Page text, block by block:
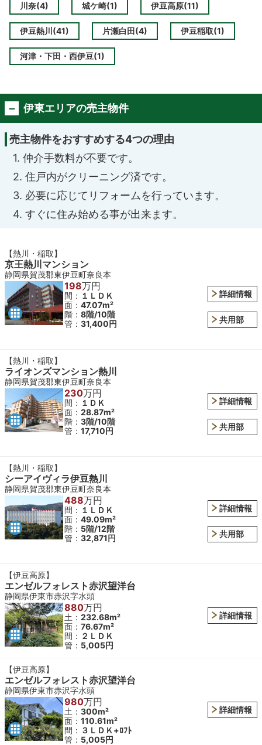
川奈(4) 城ケ崎(1) 伊豆高原(11)
伊豆熱川(41) 片瀬白田(4) 伊豆稲取(1)
河津・下田・西伊豆(1)
伊東エリアの売主物件
売主物件をおすすめする4つの理由
1. 仲介手数料が不要です。
2. 住戸内がクリーニング済です。
3. 必要に応じてリフォームを行っています。
4. すぐに住み始める事が出来ます。
【熱川・稲取】
京王熱川マンション
静岡県賀茂郡東伊豆町奈良本
198万円
間： １ＬＤＫ
面： 47.07m²
階： 8階/10階
管： 31,400円
詳細情報
共用部
【熱川・稲取】
ライオンズマンション熱川
静岡県賀茂郡東伊豆町奈良本
230万円
間： １ＤＫ
面： 28.87m²
階： 3階/10階
管： 17,710円
詳細情報
共用部
【熱川・稲取】
シーアイヴィラ伊豆熱川
静岡県賀茂郡東伊豆町奈良本
488万円
間： １ＬＤＫ
面： 49.09m²
階： 5階/12階
管： 32,871円
詳細情報
共用部
【伊豆高原】
エンゼルフォレスト赤沢望洋台
静岡県伊東市赤沢字水頭
880万円
土： 232.68m²
面： 76.67m²
間： ２ＬＤＫ
管： 5,005円
詳細情報
【伊豆高原】
エンゼルフォレスト赤沢望洋台
静岡県伊東市赤沢字水頭
980万円
土： 300m²
面： 110.61m²
間： ３ＬＤＫ+ﾛﾌﾄ
管： 5,005円
詳細情報